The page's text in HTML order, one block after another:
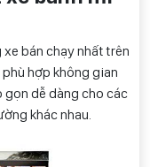
bán chạy nhất trên
hợp không gian
gọn dễ dàng cho các
khác nhau.